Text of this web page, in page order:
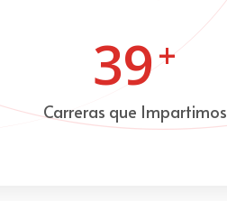
39+
Carreras que Impartimos